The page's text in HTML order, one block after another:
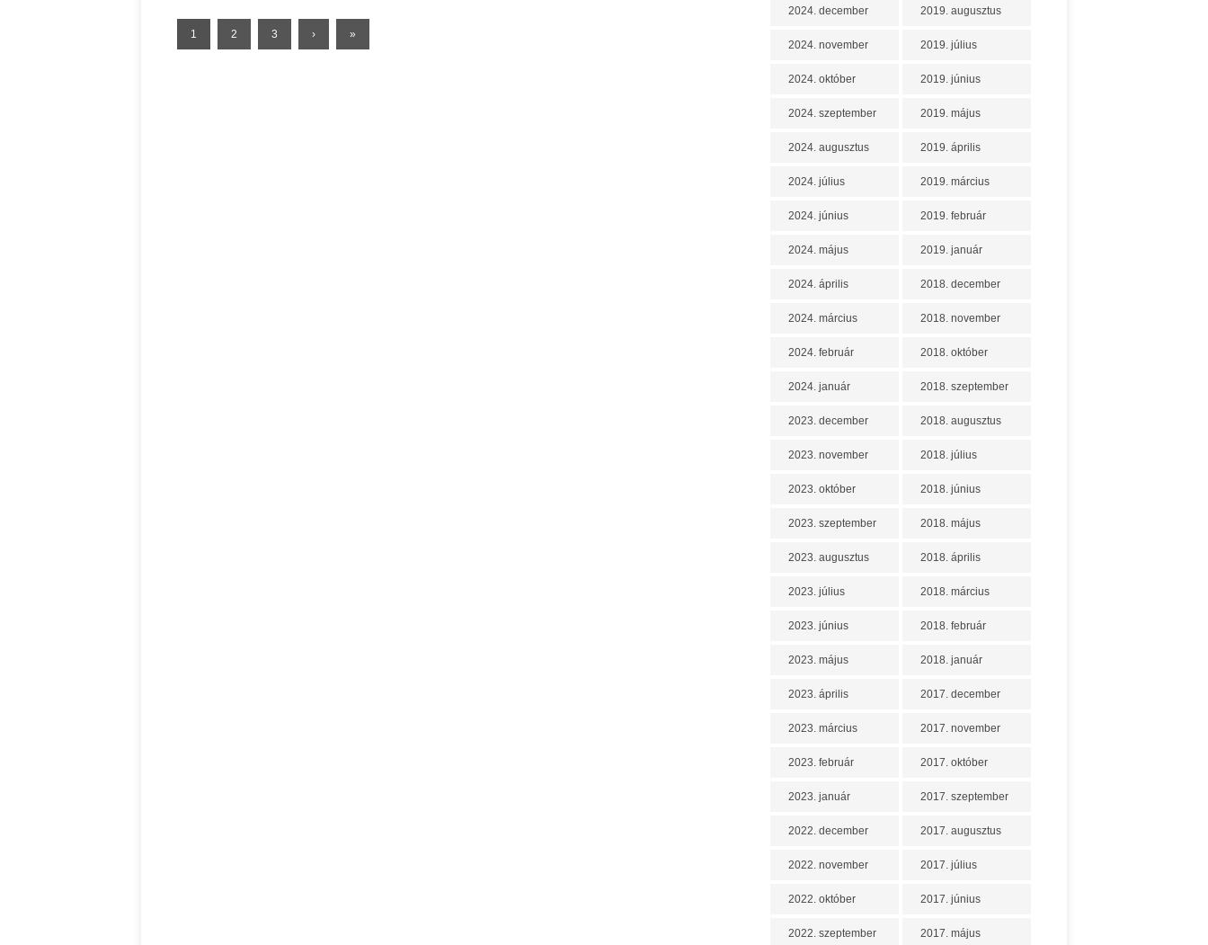
1 2 3 › »
2024. december
2024. november
2024. október
2024. szeptember
2024. augusztus
2024. július
2024. június
2024. május
2024. április
2024. március
2024. február
2024. január
2023. december
2023. november
2023. október
2023. szeptember
2023. augusztus
2023. július
2023. június
2023. május
2023. április
2023. március
2023. február
2023. január
2022. december
2022. november
2022. október
2022. szeptember
2019. augusztus
2019. július
2019. június
2019. május
2019. április
2019. március
2019. február
2019. január
2018. december
2018. november
2018. október
2018. szeptember
2018. augusztus
2018. július
2018. június
2018. május
2018. április
2018. március
2018. február
2018. január
2017. december
2017. november
2017. október
2017. szeptember
2017. augusztus
2017. július
2017. június
2017. május